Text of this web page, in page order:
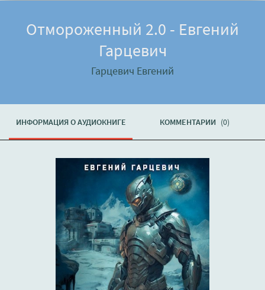
Отмороженный 2.0 - Евгений
Гарцевич
Гарцевич Евгений
ИНФОРМАЦИЯ О АУДИОКНИГЕ КОММЕНТАРИИ (0)